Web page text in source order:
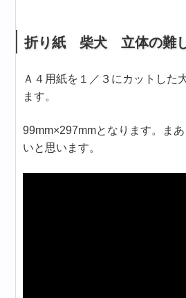
折り紙 柴犬 立体の難
Ａ４用紙を１／３にカットした
ます。
99mm×297mmとなります。ま
いと思います。